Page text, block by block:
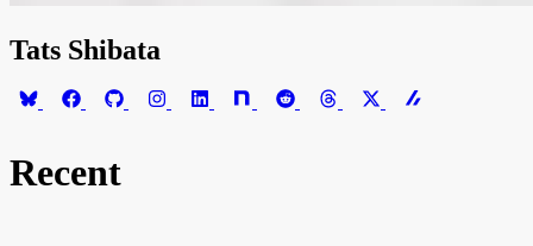
Tats Shibata
Recent